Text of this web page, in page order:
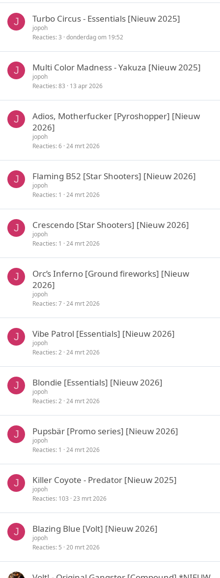
J Turbo Circus - Essentials [Nieuw 2025]
jopoh
Reacties 3 donderdag om 19:52
J Multi Color Madness - Yakuza [Nieuw 2025]
jopoh
Reacties 83 13 apr 2026
J
Adios, Motherfucker [Pyroshopper] [Nieuw
2026]
jopoh
Reacties 6 24 mrt 2026
J Flaming B52 [Star Shooters] [Nieuw 2026]
jopoh
Reacties 1 24 mrt 2026
J Crescendo [Star Shooters] [Nieuw 2026]
jopoh
Reacties 1 24 mrt 2026
J
Orc’s Inferno [Ground fireworks] [Nieuw
2026]
jopoh
Reacties 7 24 mrt 2026
J Vibe Patrol [Essentials] [Nieuw 2026]
jopoh
Reacties 2 24 mrt 2026
J Blondie [Essentials] [Nieuw 2026]
jopoh
Reacties 2 24 mrt 2026
J Pupsbär [Promo series] [Nieuw 2026]
jopoh
Reacties 1 24 mrt 2026
J Killer Coyote - Predator [Nieuw 2025]
jopoh
Reacties 103 23 mrt 2026
J Blazing Blue [Volt] [Nieuw 2026]
jopoh
Reacties 5 20 mrt 2026